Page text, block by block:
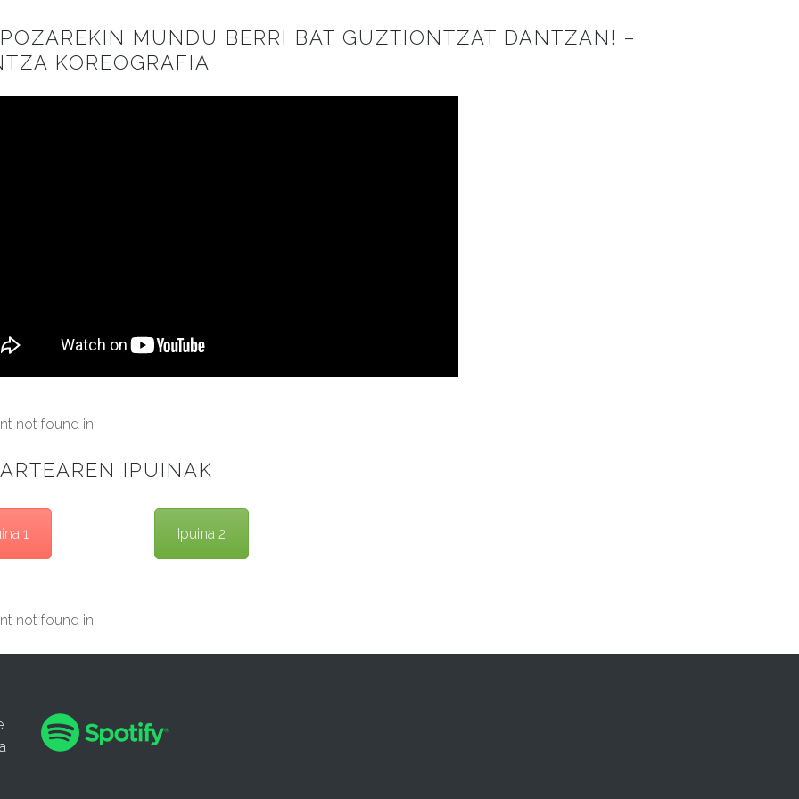
MUNDU BERRI BAT GUZTIONTZAT DANTZAN! –
KOREOGRAFIA
not found in
IPUINAK
1 Ipuina 2
not found in